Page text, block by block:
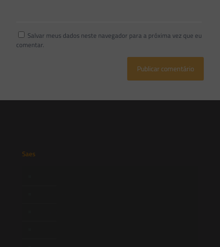
Salvar meus dados neste navegador para a próxima vez que eu
comentar.
Saes